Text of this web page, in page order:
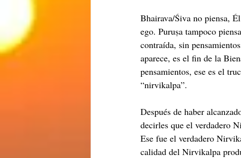
Bhairava/Śiva no piensa,
ego. Puruṣa tampoco
contraída, sin
aparece, es el fin de la
pensamientos, ese es el
“nirvikalpa”.
Después de haber
decirles que el verdadero
Ese fue el verdadero
calidad del Nirvikalpa